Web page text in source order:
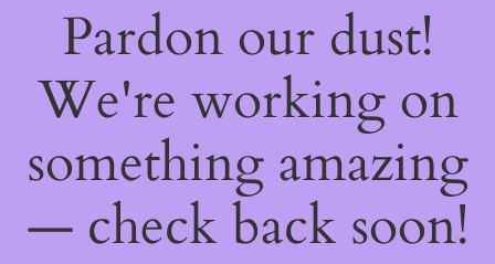
Pardon our dust!
We're working on
something amazing
— check back soon!